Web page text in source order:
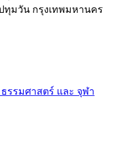
ทุมวัน กรุงเทพมหานคร
ธรรมศาสตร์ และ จุฬา